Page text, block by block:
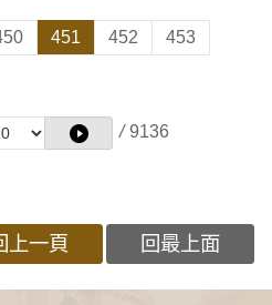
451 452
453
/ 9136
上一頁 回最上面